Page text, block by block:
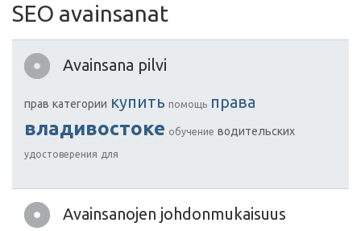
SEO avainsanat
Avainsana pilvi
прав категории купить помощь права
владивостоке обучение водительских
удостоверения для
Avainsanojen johdonmukaisuus